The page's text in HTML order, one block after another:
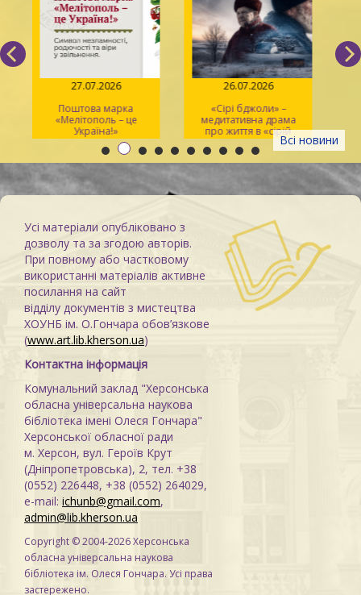
Всі новини
27.07.2026
Поштова марка
«Мелітополь – це
Україна!»
26.07.2026
«Сірі бджоли» –
медитативна драма
про життя в «сірій
зоні»
Усі матеріали опубліковано з
дозволу та за згодою авторів.
При повному або частковому
використанні матеріалів активне
посилання на сайт
відділу документів з мистецтва
ХОУНБ ім. О.Гончара обов’язкове
(www.art.lib.kherson.ua)
Контактна інформація
Комунальний заклад "Херсонська
обласна універсальна наукова
бібліотека імені Олеся Гончара"
Херсонської обласної ради
м. Херсон, вул. Героїв Крут
(Дніпропетровська), 2, тел. +38
(0552) 226448, +38 (0552) 264029,
e-mail: ichunb@gmail.com,
admin@lib.kherson.ua
Copyright © 2004-2026 Херсонська
обласна універсальна наукова
бібліотека ім. Олеся Гончара. Усі права
застережено.